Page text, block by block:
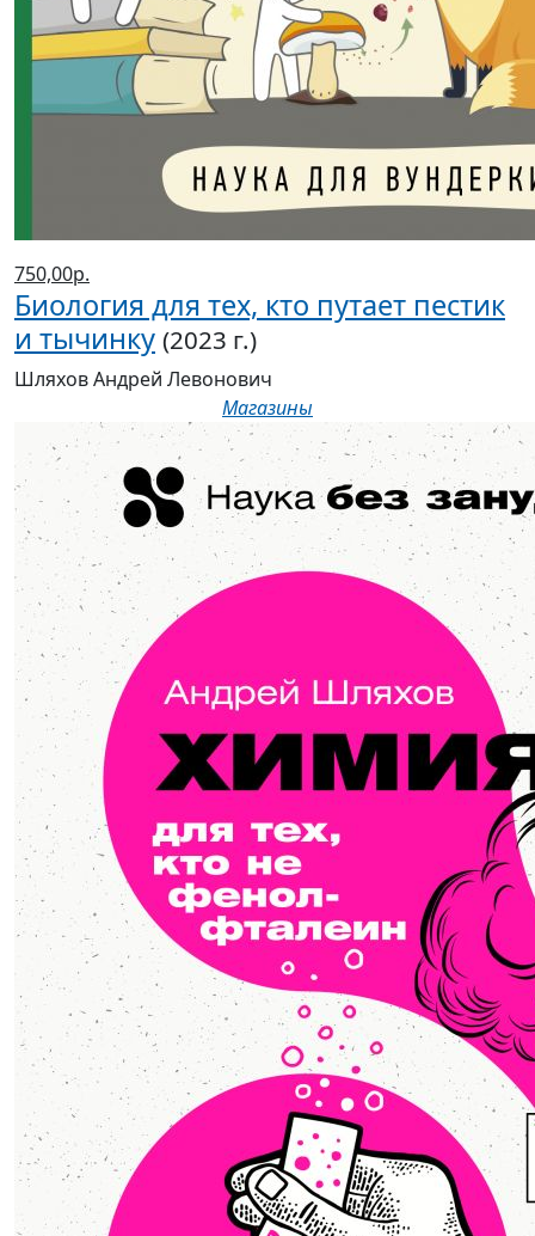
750,00р.
Биология для тех, кто путает пестик
и тычинку (2023 г.)
Шляхов Андрей Левонович
Магазины